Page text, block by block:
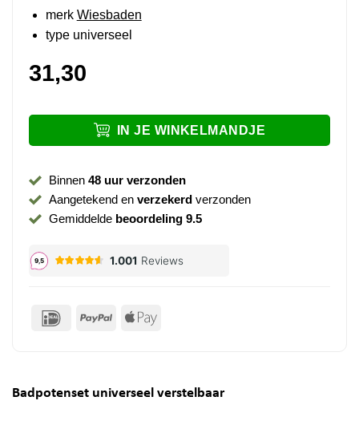
merk Wiesbaden
type universeel
31,30
IN JE WINKELMANDJE
Binnen 48 uur verzonden
Aangetekend en verzekerdverzonden
Gemiddelde beoordeling 9.5
IDeal PayPal Apple
Badpotenset universeel verstelbaar